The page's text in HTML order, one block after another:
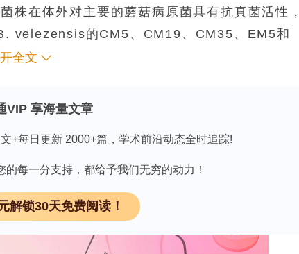
株在体外对主要的蘑菇病原菌具有抗真菌活性，
velezensis的CM5、CM19、CM35、EM5和
对CM5、CM19和CM35产生的特殊代谢物的分
验时，添加这些
与正常的蘑菇生长周期一致。此外，应用CM5菌
菌数量有所增加。我们还设计了基因组学和分析
在培养料土壤中的存活情况。实验结果显示，这
能是导致生长室试验中未能观察到明显生物防治
全文
VIP 享海量文章
+每日更新 2000+篇，学术前沿动态全时追踪!
每一分支持，都给予我们无穷的动力！
解锁30天免费阅读！